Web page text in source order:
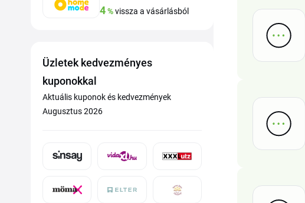
4%vissza a vásárlásból
Üzletek kedvezményes
kuponokkal
Aktuális kuponok és kedvezmények
Augusztus 2026